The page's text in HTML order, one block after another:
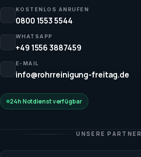
KOSTENLOS ANRUFEN
0800 1553 5544
WHATSAPP
+49 1556 3887459
E-MAIL
info@rohrreinigung-freitag.de
24h Notdienst verfügbar
UNSERE PARTNER